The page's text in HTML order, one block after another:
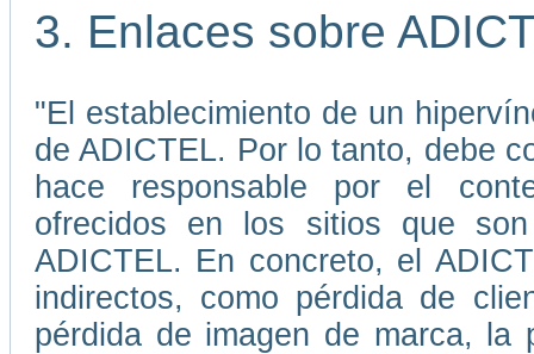
3. Enlaces sobre
"El establecimiento de un
de ADICTEL. Por lo tanto, debe
hace responsable por el
ofrecidos en los sitios que
ADICTEL. En concreto, el
indirectos, como pérdida de
pérdida de imagen de marca, la